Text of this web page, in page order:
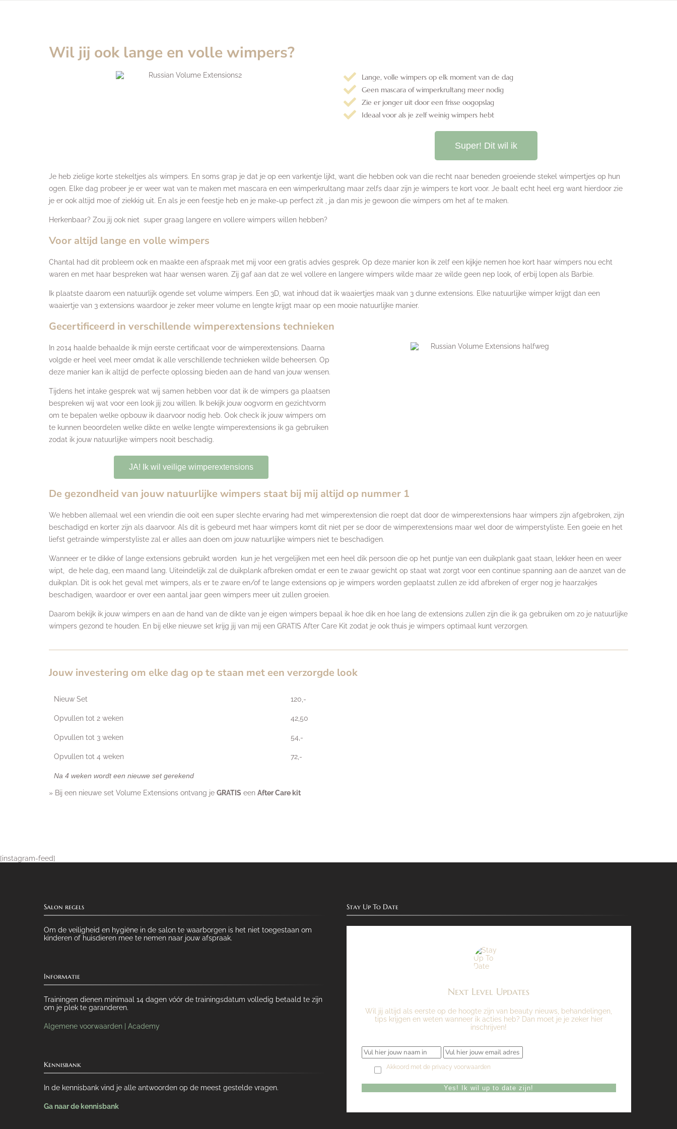
Wil jij ook lange en volle wimpers?
Lange, volle wimpers op elk moment van de dag
Geen mascara of wimperkrultang meer nodig
Zie er jonger uit door een frisse oogopslag
Ideaal voor als je zelf weinig wimpers hebt
Super! Dit wil ik
Je heb zielige korte stekeltjes als wimpers. En soms grap je dat je op een varkentje lijkt, want die hebben ook van die recht naar beneden groeiende stekel wimpertjes op hun
ogen. Elke dag probeer je er weer wat van te maken met mascara en een wimperkrultang maar zelfs daar zijn je wimpers te kort voor. Je baalt echt heel erg want hierdoor zie
je er ook altijd moe of ziekkig uit. En als je een feestje heb en je make-up perfect zit , ja dan mis je gewoon die wimpers om het af te maken.
Herkenbaar? Zou jij ook niet super graag langere en vollere wimpers willen hebben?
Voor altijd lange en volle wimpers
Chantal had dit probleem ook en maakte een afspraak met mij voor een gratis advies gesprek. Op deze manier kon ik zelf een kijkje nemen hoe kort haar wimpers nou echt
waren en met haar bespreken wat haar wensen waren. Zij gaf aan dat ze wel vollere en langere wimpers wilde maar ze wilde geen nep look, of erbij lopen als Barbie.
Ik plaatste daarom een natuurlijk ogende set volume wimpers. Een 3D, wat inhoud dat ik waaiertjes maak van 3 dunne extensions. Elke natuurlijke wimper krijgt dan een
waaiertje van 3 extensions waardoor je zeker meer volume en lengte krijgt maar op een mooie natuurlijke manier.
Gecertificeerd in verschillende wimperextensions technieken
In 2014 haalde behaalde ik mijn eerste certificaat voor de wimperextensions. Daarna
volgde er heel veel meer omdat ik alle verschillende technieken wilde beheersen. Op
deze manier kan ik altijd de perfecte oplossing bieden aan de hand van jouw wensen.
Tijdens het intake gesprek wat wij samen hebben voor dat ik de wimpers ga plaatsen
bespreken wij wat voor een look jij zou willen. Ik bekijk jouw oogvorm en gezichtvorm
om te bepalen welke opbouw ik daarvoor nodig heb. Ook check ik jouw wimpers om
te kunnen beoordelen welke dikte en welke lengte wimperextensions ik ga gebruiken
zodat ik jouw natuurlijke wimpers nooit beschadig.
JA! Ik wil veilige wimperextensions
De gezondheid van jouw natuurlijke wimpers staat bij mij altijd op nummer 1
We hebben allemaal wel een vriendin die ooit een super slechte ervaring had met wimperextension die roept dat door de wimperextensions haar wimpers zijn afgebroken, zijn
beschadigd en korter zijn als daarvoor. Als dit is gebeurd met haar wimpers komt dit niet per se door de wimperextensions maar wel door de wimperstyliste. Een goeie en het
liefst getrainde wimperstyliste zal er alles aan doen om jouw natuurlijke wimpers niet te beschadigen.
Wanneer er te dikke of lange extensions gebruikt worden kun je het vergelijken met een heel dik persoon die op het puntje van een duikplank gaat staan, lekker heen en weer
wipt, de hele dag, een maand lang. Uiteindelijk zal de duikplank afbreken omdat er een te zwaar gewicht op staat wat zorgt voor een continue spanning aan de aanzet van de
duikplan. Dit is ook het geval met wimpers, als er te zware en/of te lange extensions op je wimpers worden geplaatst zullen ze idd afbreken of erger nog je haarzakjes
beschadigen, waardoor er over een aantal jaar geen wimpers meer uit zullen groeien.
Daarom bekijk ik jouw wimpers en aan de hand van de dikte van je eigen wimpers bepaal ik hoe dik en hoe lang de extensions zullen zijn die ik ga gebruiken om zo je natuurlijke
wimpers gezond te houden. En bij elke nieuwe set krijg jij van mij een GRATIS After Care Kit zodat je ook thuis je wimpers optimaal kunt verzorgen.
Jouw investering om elke dag op te staan met een verzorgde look
Nieuw Set
Opvullen tot 2 weken
Opvullen tot 3 weken
Opvullen tot 4 weken
Na 4 weken wordt een nieuwe set gerekend
120,-
42,50
54,-
72,-
» Bij een nieuwe set Volume Extensions ontvang je GRATIS een After Care kit
[instagram-feed]
Salon regels
Om de veiligheid en hygiëne in de salon te waarborgen is het niet toegestaan om
kinderen of huisdieren mee te nemen naar jouw afspraak.
Informatie
Trainingen dienen minimaal 14 dagen vóór de trainingsdatum volledig betaald te zijn
om je plek te garanderen.
Algemene voorwaarden | Academy
Kennisbank
In de kennisbank vind je alle antwoorden op de meest gestelde vragen.
Ga naar de kennisbank
Stay Up To Date
Next Level Updates
Wil jij altijd als eerste op de hoogte zijn van beauty nieuws, behandelingen,
tips krijgen en weten wanneer ik acties heb? Dan moet je je zeker hier
inschrijven!
Akkoord met de privacy voorwaarden